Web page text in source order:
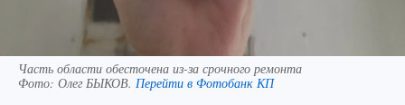
Часть области обесточена из-за срочного ремонта
Фото: Олег БЫКОВ. Перейти в Фотобанк КП